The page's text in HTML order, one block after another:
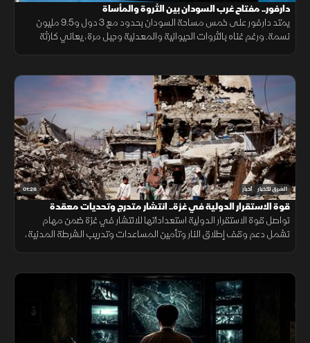
دارفور.. مفتاح غرب السودان بين الثروة والمأساة
يمتد دارفور على خمس مساحة السودان بحدود مع 3 دول و9.5 مليون
نسمة. ورغم غناه بالثروات الحيوانية والمعدنية وجبل مرة، يعاني كارثة
01:26 الشرق للأخبار أخبار
قوة الاستقرار الدولية في غزة.. انتشار متدرج وتحديات معقدة
تواصل قوة الاستقرار الدولية استعداداتها للانتشار في غزة ضمن مهام
تشمل دعم وقف إطلاق النار وتأمين المساعدات وتدريب الشرطة المدنية،